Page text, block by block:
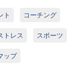
ト コーチング
トレス スポーツ
ップ